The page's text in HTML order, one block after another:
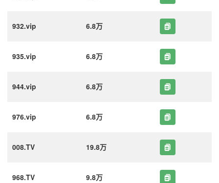
932.vip 6.8万
935.vip 6.8万
944.vip 6.8万
976.vip 6.8万
008.TV 19.8万
968.TV 9.8万